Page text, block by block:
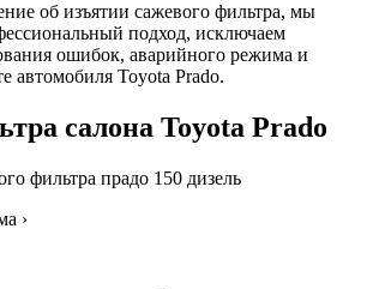
об изъятии сажевого фильтра, мы
подход, исключаем
ошибок, аварийного режима и
автомобиля Toyota Prado.
салона Toyota Prado
›